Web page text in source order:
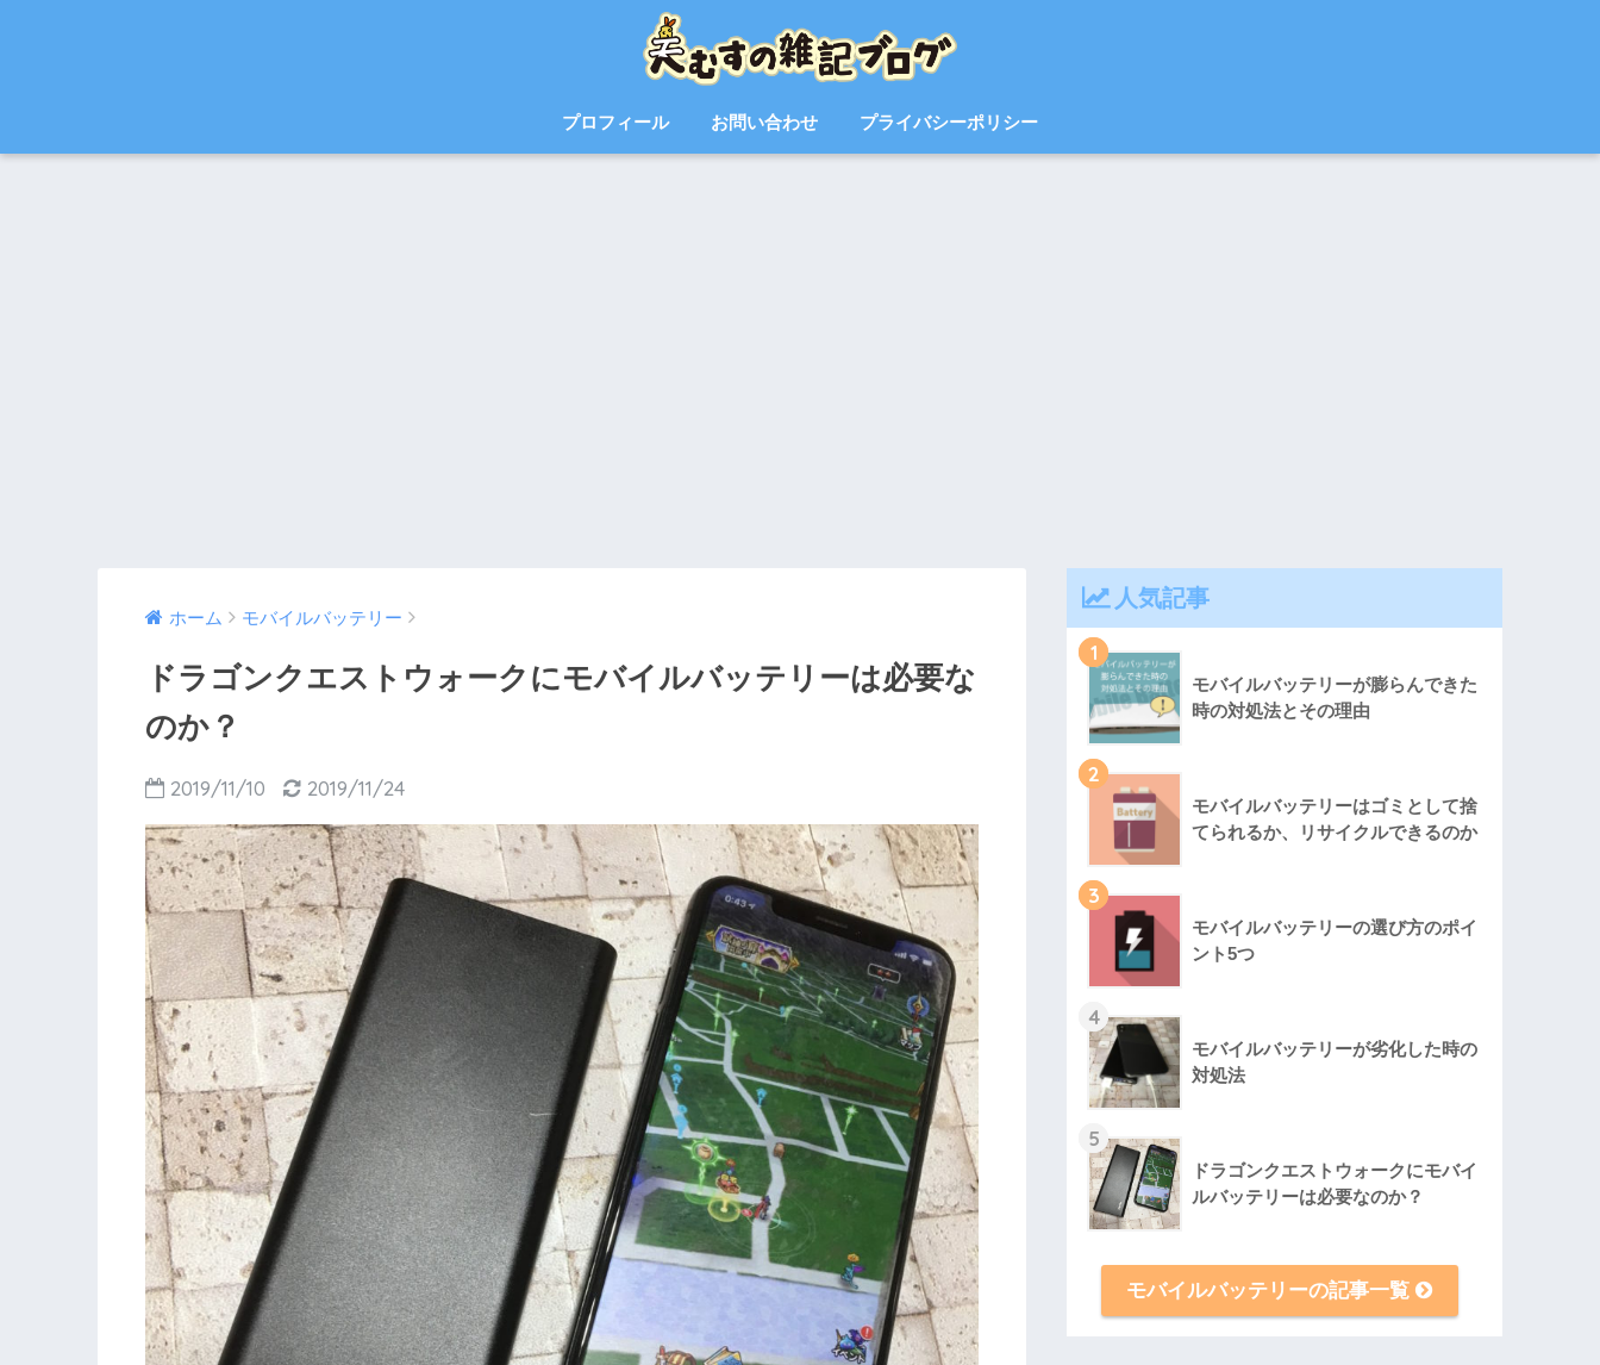
プロフィール お問い合わせ プライバシーポリシー
ホーム モバイルバッテリー
ドラゴンクエストウォークにモバイルバッテリーは必要な
のか？
2019/11/10 2019/11/24
人気記事
1
モバイルバッテリーが膨らんできた
時の対処法とその理由
2
モバイルバッテリーはゴミとして捨
てられるか、リサイクルできるのか
3
モバイルバッテリーの選び方のポイ
ント5つ
4
モバイルバッテリーが劣化した時の
対処法
5
ドラゴンクエストウォークにモバイ
ルバッテリーは必要なのか？
モバイルバッテリーの記事一覧